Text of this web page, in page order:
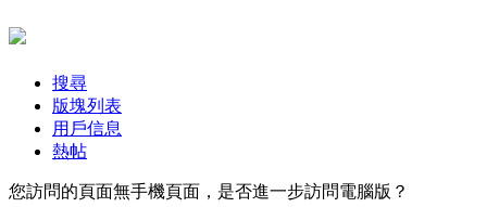
搜尋
版塊列表
用戶信息
熱帖
您訪問的頁面無手機頁面，是否進一步訪問電腦版？